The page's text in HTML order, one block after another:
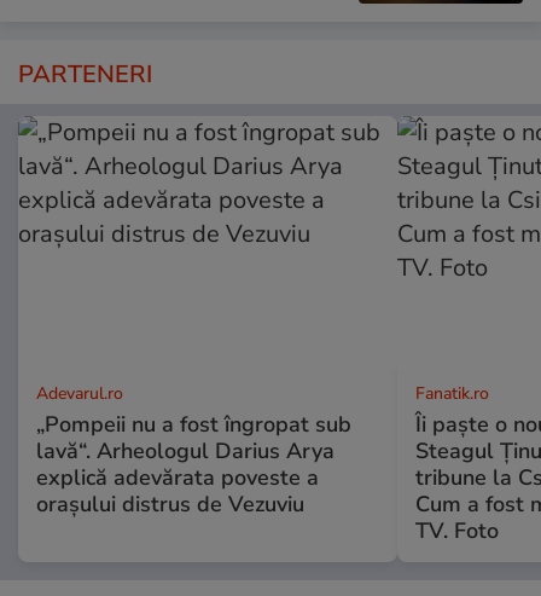
PARTENERI
Adevarul.ro
„Pompeii nu a fost îngropat sub
lavă“. Arheologul Darius Arya
explică adevărata poveste a
orașului distrus de Vezuviu
Fanatik.ro
Îi paște o
Steagul
tribune la
Cum a fost
TV. Foto